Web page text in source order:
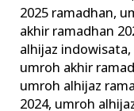
2025 ramadhan,
akhir ramadhan
alhijaz indowisata,
umroh akhir
umroh alhijaz
2024, umroh